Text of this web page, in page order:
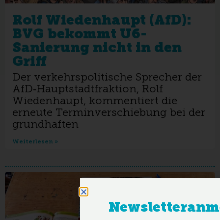
Rolf Wiedenhaupt (AfD):
BVG bekommt U6-
Sanierung nicht in den
Griff
Der verkehrspolitische Sprecher der
AfD‑Hauptstadtfraktion, Rolf
Wiedenhaupt, kommentiert die
erneute Terminverschiebung bei der
grundhaften
Weiterlesen »